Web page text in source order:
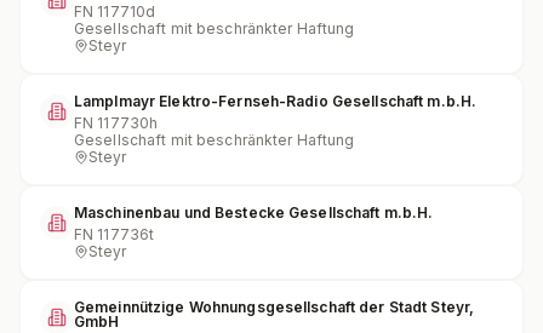
FN 117710d
Gesellschaft mit beschränkter Haftung
Steyr
Lamplmayr Elektro-Fernseh-Radio Gesellschaft m.b.H.
FN 117730h
Gesellschaft mit beschränkter Haftung
Steyr
Maschinenbau und Bestecke Gesellschaft m.b.H.
FN 117736t
Steyr
Gemeinnützige Wohnungsgesellschaft der Stadt Steyr,
GmbH